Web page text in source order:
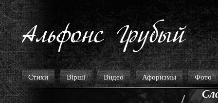
Стихи Вірші Видео Афоризмы Фото